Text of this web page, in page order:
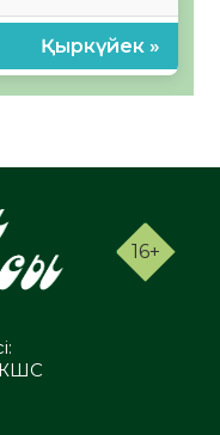
Қыркүйек »
16+